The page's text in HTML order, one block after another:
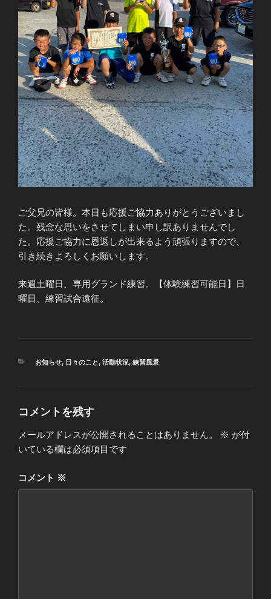
ご父兄の皆様。本日も応援ご協力ありがとうございまし
た。残念な思いをさせてしまい申し訳ありませんでし
た。応援ご協力に恩返しが出来るよう頑張りますので、
引き続きよろしくお願いします。
来週土曜日、専用グランド練習。【体験練習可能日】日
曜日、練習試合遠征。
カ
お知らせ, 日々のこと, 活動状況, 練習風景
コメントを残す
メールアドレスが公開されることはありません。 ※ が付
いている欄は必須項目です
コメント ※